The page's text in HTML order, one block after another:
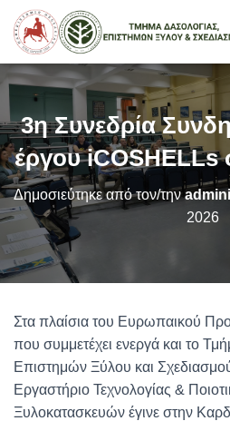
3η Συνεδρία
έργου iCOSHELLs
Δημοσιεύτηκε από τον/την
2026
Στα πλαίσια του Ευρωπαικού
που συμμετέχει ενεργά και το
Επιστημών Ξύλου και
Εργαστήριο Τεχνολογίας &
Ξυλοκατασκευών έγινε στην